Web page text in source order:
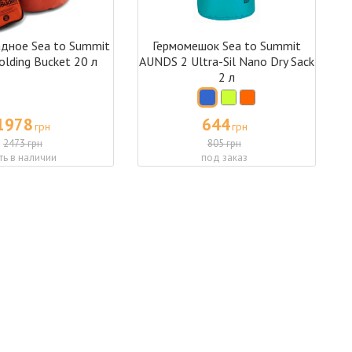
Sea to Summit
Bucket 20 л
грн
2473 грн
в наличии
Гермомешок Sea to Summit
AUNDS 2 Ultra-Sil Nano Dry Sack
2 л
644грн
805 грн
под заказ